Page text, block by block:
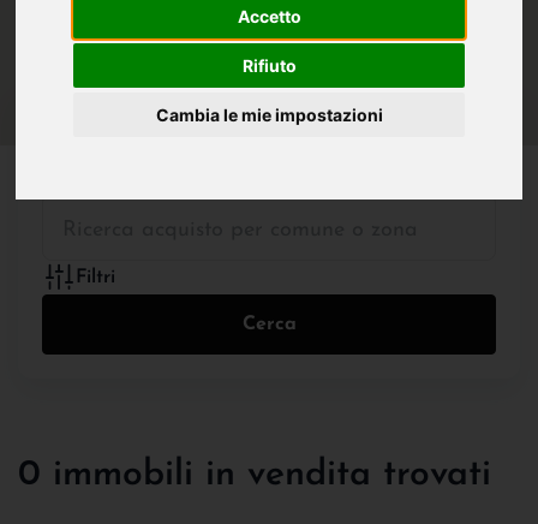
Accetto
Rifiuto
Cambia le mie impostazioni
Filtri
Cerca
0 immobili in vendita trovati